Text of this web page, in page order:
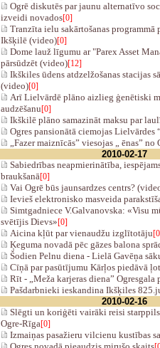
Ogrē diskutēs par jaunu alternatīvo
izveidi novados[0]
Tranzīta ielu sakārtošanas
Ikšķilē (video)[0]
Dome lauž līgumu ar "Parex Asset
pārsūdzēt (video)[12]
Ikškiles ūdens atdzelžošanas stacijas
(video)[0]
Arī Lielvārdē plāno aizlieg ģenētiski
audzēšanu[0]
Ikškilē plāno samazināt maksu par
Ogres pansionātā ciemojas Lielvārdes
„Fazer maiznīcās” viesojas „ ēnas” no
2010-02-17
Sabiedrības neapmierinātība,
braukšanā[0]
Vai Ogrē būs jaunsardzes centrs?
Ievieš elektronisko masveida
Simtgadniece V.Galvanovska: «Visu
svētījis Dievs»[0]
Aicina kļūt par vienaudžu izglītotāju
Ķeguma novadā pēc gāzes balona
Šodien Pelnu diena - Lielā Gavēņa
Cīņā par pasūtījumu Kārļos piedāvā
Rīt - „Meža karjeras diena” Ogresgala
Pašdarbnieki ieskandina Ikšķiles
2010-02-16
Slēgti un koriģēti vairāki reisi
Ogre-Rīga[0]
Izmaiņas pasažieru vilcienu kustības